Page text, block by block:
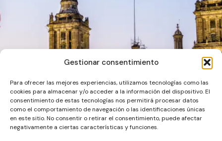
Gestionar consentimiento
Para ofrecer las mejores experiencias, utilizamos tecnologías como las
cookies para almacenar y/o acceder a la información del dispositivo. El
consentimiento de estas tecnologías nos permitirá procesar datos
como el comportamiento de navegación o las identificaciones únicas
en este sitio. No consentir o retirar el consentimiento, puede afectar
negativamente a ciertas características y funciones.